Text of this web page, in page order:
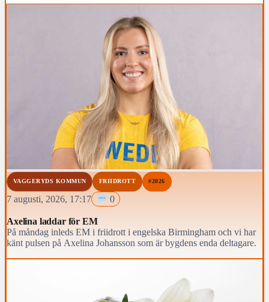
VAGGERYDS KOMMUN FRIIDROTT #2026
7 augusti, 2026, 17:17 0
Axelina laddar för EM
På måndag inleds EM i friidrott i engelska Birmingham och vi har
känt pulsen på Axelina Johansson som är bygdens enda deltagare.